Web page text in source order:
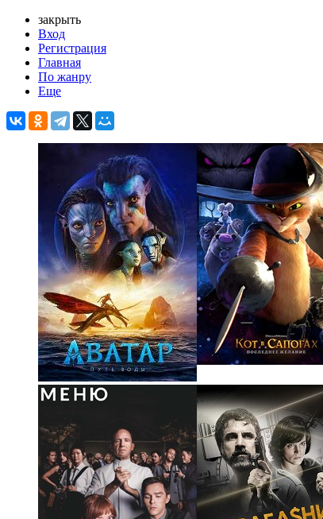
закрыть
Вход
Регистрация
Главная
По жанру
Еще